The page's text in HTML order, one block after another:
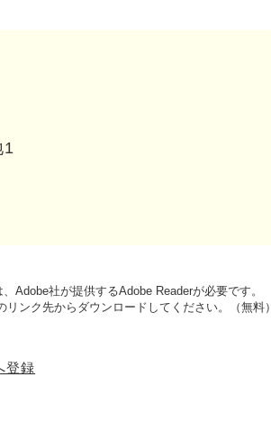
1
Adobe社が提供するAdobe Readerが必要です。
ンク先からダウンロードしてください。（無料）
登録